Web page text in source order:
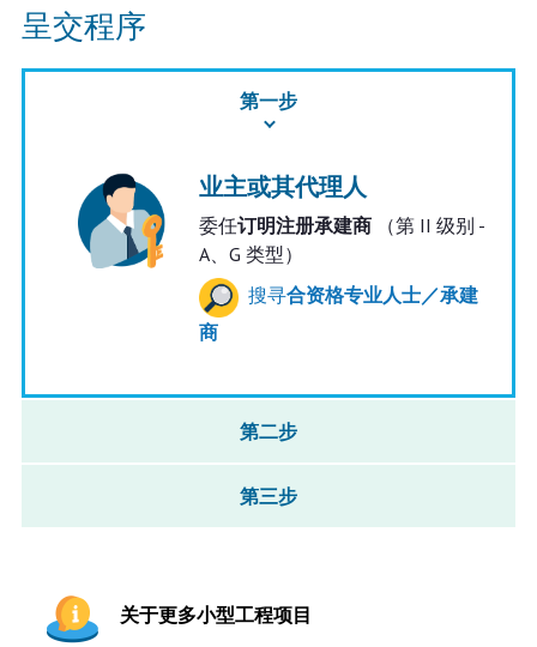
呈交程序
第一步
业主或其代理人
委任订明注册承建商（第 II 级别 -
A、G 类型）
搜寻合资格专业人士／承建
商
第二步
第三步
关于更多小型工程项目